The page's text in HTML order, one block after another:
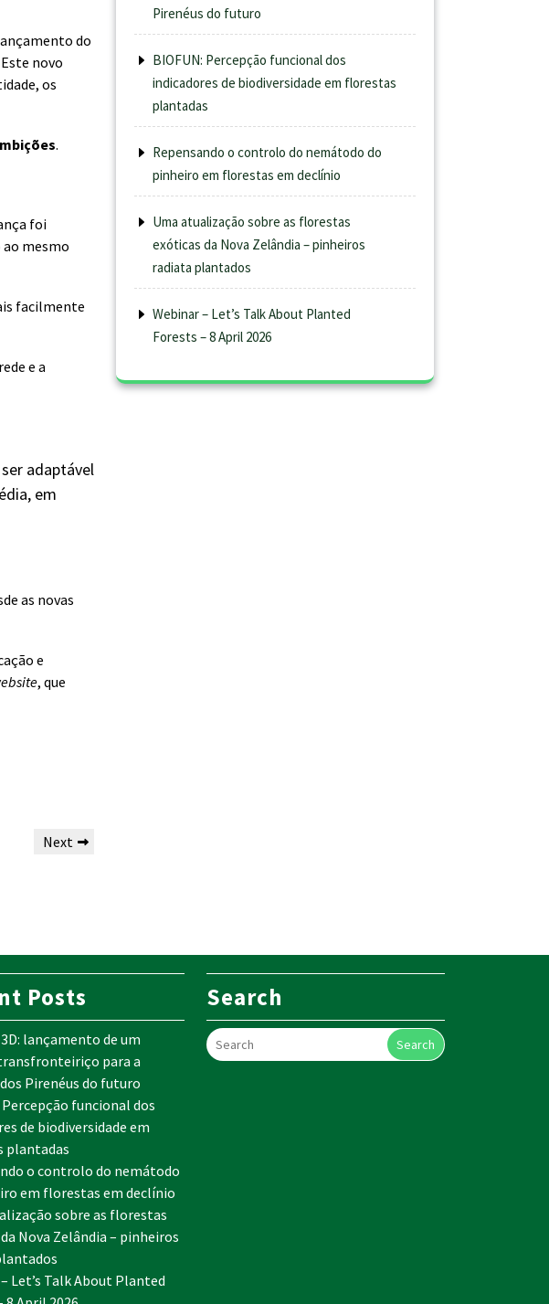
do
novo
os
.
foi
mesmo
facilmente
e a
adaptável
em
as novas
e
, que
Next
Pirenéus do futuro
BIOFUN: Percepção funcional dos
indicadores de biodiversidade em florestas
plantadas
Repensando o controlo do nemátodo do
pinheiro em florestas em declínio
Uma atualização sobre as florestas
exóticas da Nova Zelândia – pinheiros
radiata plantados
Webinar – Let’s Talk About Planted
Forests – 8 April 2026
Posts
lançamento de um
para a
Pirenéus do futuro
Percepção funcional dos
de biodiversidade em
plantadas
o controlo do nemátodo
em florestas em declínio
sobre as florestas
Nova Zelândia – pinheiros
Let’s Talk About Planted
Search
Search